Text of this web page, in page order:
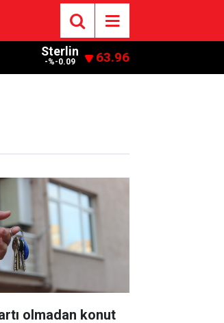
Sterlin
-%-0.09 63.96
olmadan konut